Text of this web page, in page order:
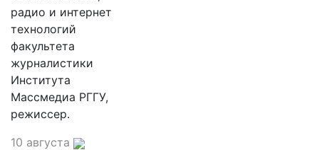
радио и интернет
технологий
факультета
журналистики
Института
Массмедиа РГГУ,
режиссер.
10 августа